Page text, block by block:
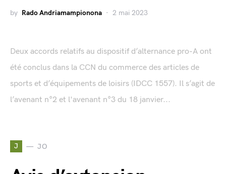
by Rado Andriamampionona 2 mai 2023
Deux accords relatifs au dispositif d’alternance pro-A ont
été conclus dans la CCN du commerce des articles de
sports et d’équipements de loisirs (IDCC 1557). Il s’agit de
l’avenant n°2 et l'avenant n°3 du 18 janvier...
J JO